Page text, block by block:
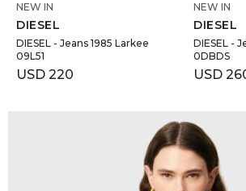
NEW IN
DIESEL
DIESEL - Jeans 1985 Larkee
09L51
USD 220
NEW IN
DIESEL
DIESEL -
0DBDS
USD